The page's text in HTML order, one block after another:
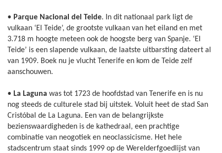
• Parque Nacional del Teide. In dit nationaal park ligt de
vulkaan ‘El Teide’, de grootste vulkaan van het eiland en met
3.718 m hoogte meteen ook de hoogste berg van Spanje. ‘El
Teide’ is een slapende vulkaan, de laatste uitbarsting dateert al
van 1909. Boek nu je vlucht Tenerife en kom de Teide zelf
aanschouwen.
• La Laguna was tot 1723 de hoofdstad van Tenerife en is nu
nog steeds de culturele stad bij uitstek. Voluit heet de stad San
Cristóbal de La Laguna. Een van de belangrijkste
bezienswaardigheden is de kathedraal, een prachtige
combinatie van neogotiek en neoclassicisme. Het hele
stadscentrum staat sinds 1999 op de Werelderfgoedlijst van